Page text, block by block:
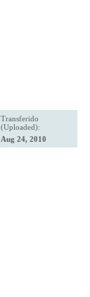
Transferido
(Uploaded):
Aug 24, 2010